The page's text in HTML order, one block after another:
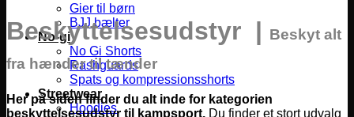
Gier til børn
BJJ bælter
No-gi
No Gi Shorts
Rashguards
Spats og kompressionsshorts
Streetwear
Hoodies
Beskyttelsesudstyr | Beskyt alt
fra hænder til tænder
Her på siden finder du alt inde for kategorien
beskyttelsesudstyr til kampsport. Du finder et stort udvalg